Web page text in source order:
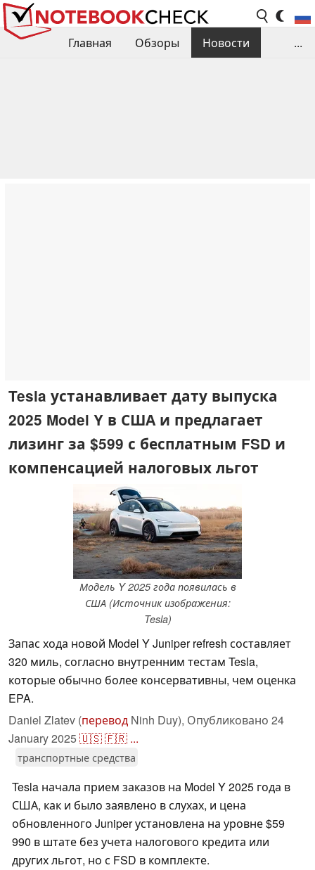
Главная Обзоры
Новости
...
Tesla устанавливает дату выпуска
2025 Model Y в США и предлагает
лизинг за $599 с бесплатным FSD и
компенсацией налоговых льгот
Модель Y 2025 года появилась в
США (Источник изображения:
Tesla)
Запас хода новой Model Y Juniper refresh составляет
320 миль, согласно внутренним тестам Tesla,
которые обычно более консервативны, чем оценка
EPA.
Daniel Zlatev (перевод Ninh Duy), Опубликовано 24
January 2025🇺🇸🇫🇷 ...
транспортные средства
Tesla начала прием заказов на Model Y 2025 года в
США, как и было заявлено в слухах, и цена
обновленного Juniper установлена на уровне $59
990 в штате без учета налогового кредита или
других льгот, но с FSD в комплекте.